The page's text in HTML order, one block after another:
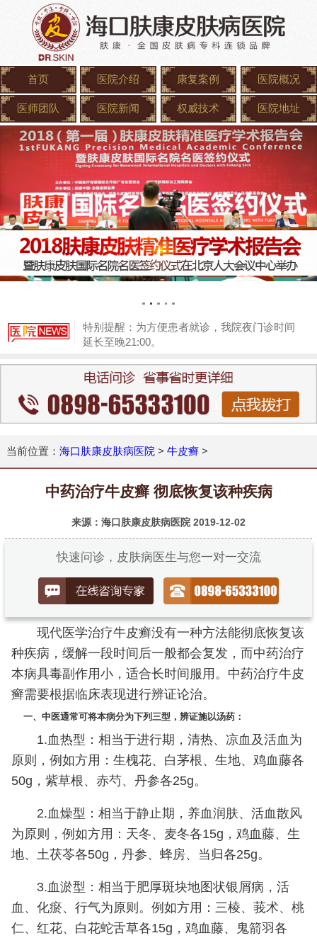
首页 医院介绍 康复案例 医院概况
医师团队 医院新闻 权威技术 医院地址
特别提醒：为方便患者就诊，我院夜门诊时间
延长至晚21:00。
当前位置： 海口肤康皮肤病医院 > 牛皮癣>
中药治疗牛皮癣 彻底恢复该种疾病
来源：海口肤康皮肤病医院 2019-12-02
快速问诊，皮肤病医生与您一对一交流
现代医学治疗牛皮癣没有一种方法能彻底恢复该
种疾病，缓解一段时间后一般都会复发，而中药治疗
本病具毒副作用小，适合长时间服用。中药治疗牛皮
癣需要根据临床表现进行辨证论治。
一、中医通常可将本病分为下列三型，辨证施以汤药：
1.血热型：相当于进行期，清热、凉血及活血为
原则，例如方用：生槐花、白茅根、生地、鸡血藤各
50g，紫草根、赤芍、丹参各25g。
2.血燥型：相当于静止期，养血润肤、活血散风
为原则，例如方用：天冬、麦冬各15g，鸡血藤、生
地、土茯苓各50g，丹参、蜂房、当归各25g。
3.血淤型：相当于肥厚斑块地图状银屑病，活
血、化瘀、行气为原则。例如方用：三棱、莪术、桃
仁、红花、白花蛇舌草各15g，鸡血藤、鬼箭羽各